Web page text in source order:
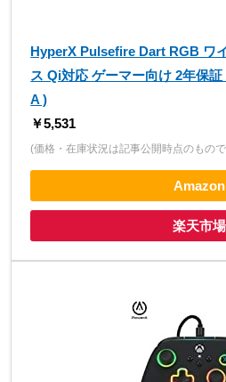
HyperX Pulsefire Dart RGB ワ
ス Qi対応 ゲーマー向け 2年保
A )
￥5,531
(価格・在庫状況は記事公開時点のもの
Amazon
楽天市場